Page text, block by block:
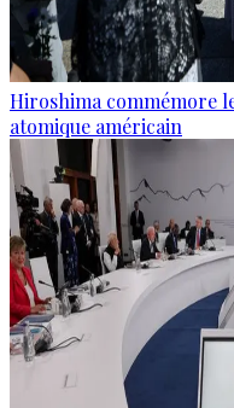
Hiroshima commémore
atomique américain